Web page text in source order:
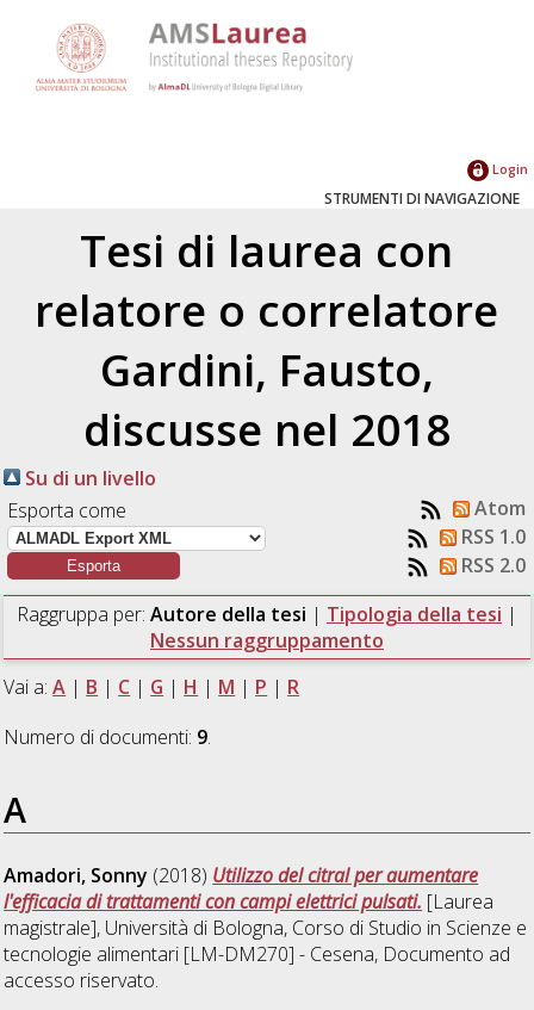
Login
STRUMENTI DI NAVIGAZIONE
Tesi di laurea con
relatore o correlatore
Gardini, Fausto,
discusse nel 2018
Su di un livello
Esporta come
Atom
RSS 1.0
RSS 2.0
Raggruppa per: Autore della tesi | Tipologia della tesi |
Nessun raggruppamento
Vai a:A | B | C | G | H | M | P | R
Numero di documenti: 9.
A
Amadori, Sonny (2018) Utilizzo del citral per aumentare
l'efficacia di trattamenti con campi elettrici pulsati. [Laurea
magistrale], Università di Bologna, Corso di Studio in Scienze e
tecnologie alimentari [LM-DM270] - Cesena, Documento ad
accesso riservato.